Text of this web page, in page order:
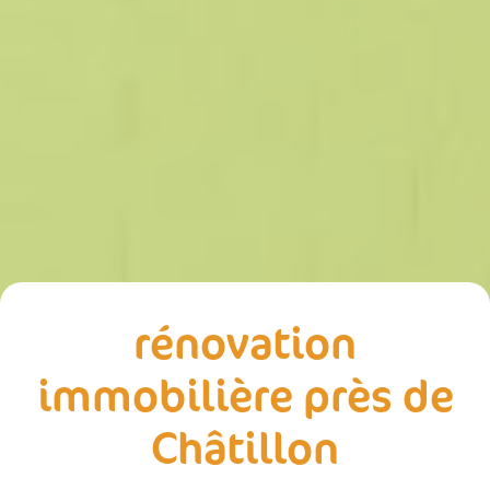
rénovation
immobilière près de
Châtillon